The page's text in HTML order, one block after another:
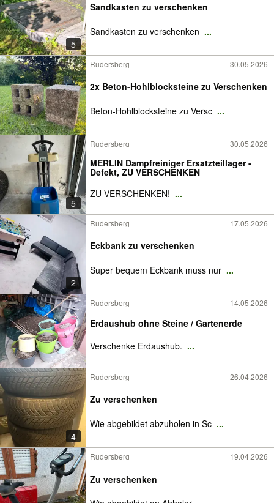
5
Sandkasten zu verschenken
Sandkasten zu verschenken ...
Rudersberg 30.05.2026
2x Beton-Hohlblocksteine zu Verschenken
Beton-Hohlblocksteine zu Versc ...
5
Rudersberg 30.05.2026
MERLIN Dampfreiniger Ersatzteillager -
Defekt, ZU VERSCHENKEN
ZU VERSCHENKEN! ...
2
Rudersberg 17.05.2026
Eckbank zu verschenken
Super bequem Eckbank muss nur ...
Rudersberg 14.05.2026
Erdaushub ohne Steine / Gartenerde
Verschenke Erdaushub. ...
4
Rudersberg 26.04.2026
Zu verschenken
Wie abgebildet abzuholen in Sc ...
Rudersberg 19.04.2026
Zu verschenken